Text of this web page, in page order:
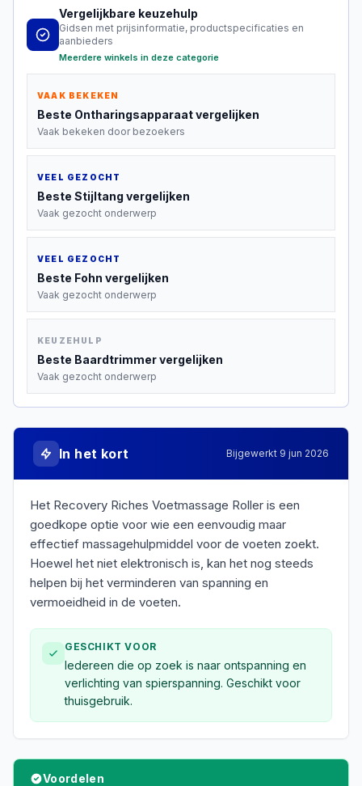
Vergelijkbare keuzehulp
Gidsen met prijsinformatie, productspecificaties en
aanbieders
Meerdere winkels in deze categorie
VAAK BEKEKEN
Beste Ontharingsapparaatvergelijken
Vaak bekeken door bezoekers
VEEL GEZOCHT
Beste Stijltang vergelijken
Vaak gezocht onderwerp
VEEL GEZOCHT
Beste Fohn vergelijken
Vaak gezocht onderwerp
KEUZEHULP
Beste Baardtrimmervergelijken
Vaak gezocht onderwerp
In het kort Bijgewerkt 9 jun 2026
Het Recovery Riches Voetmassage Roller is een
goedkope optie voor wie een eenvoudig maar
effectief massagehulpmiddel voor de voeten zoekt.
Hoewel het niet elektronisch is, kan het nog steeds
helpen bij het verminderen van spanning en
vermoeidheid in de voeten.
GESCHIKT VOOR
Iedereen die op zoek is naar ontspanning en
verlichting van spierspanning. Geschikt voor
thuisgebruik.
Voordelen